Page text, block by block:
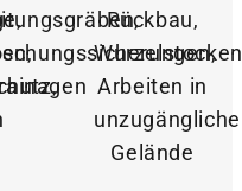
Rückbau,
Arbeiten in
Gelände